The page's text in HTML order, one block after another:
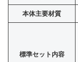
本体主要材質
標準セット内容